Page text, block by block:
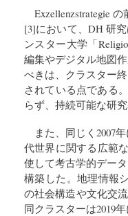
Exzellenzstrategie
[3]において、DH 研
ンスター大学「
編集やデジタル地図
べきは、クラスター
されている点である
らず、持続可能な研
また、同じく2007
代世界に関する広範
使して考古学的デー
構築した。地理情報
の社会構造や文化交
同クラスターは2019